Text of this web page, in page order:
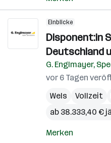
Einblicke
Disponent:in
Deutschland
G. Englmayer,
vor 6 Tagen
Wels
Vollzeit
ab 38.333,40 €
Merken